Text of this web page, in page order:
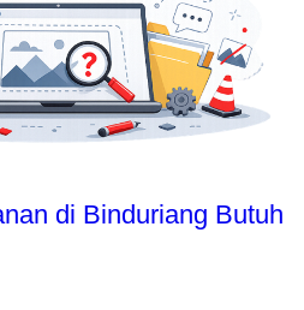
di Binduriang Butuh